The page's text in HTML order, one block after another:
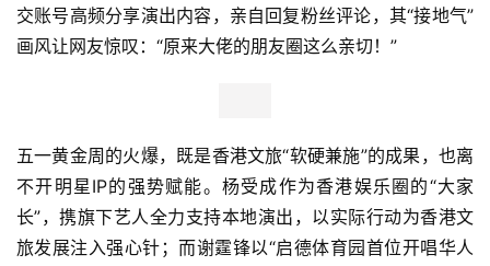
出
行
资
讯
交账号高频分享演出内容，亲自回复粉丝评论，其“接地气”
画风让网友惊叹：“原来大佬的朋友圈这么亲切！”
五一黄金周的火爆，既是香港文旅“软硬兼施”的成果，也离
不开明星IP的强势赋能。杨受成作为香港娱乐圈的“大家
长”，携旗下艺人全力支持本地演出，以实际行动为香港文
旅发展注入强心针；而谢霆锋以“启德体育园首位开唱华人